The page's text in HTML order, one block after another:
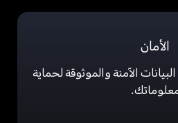
الأمان
الآمنة والموثوقة لحماية